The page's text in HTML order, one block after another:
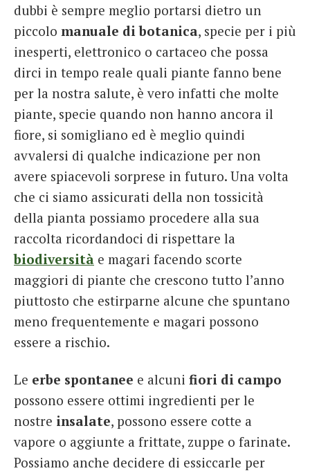
dubbi è sempre meglio portarsi dietro un
piccolo manuale di botanica, specie per i più
inesperti, elettronico o cartaceo che possa
dirci in tempo reale quali piante fanno bene
per la nostra salute, è vero infatti che molte
piante, specie quando non hanno ancora il
fiore, si somigliano ed è meglio quindi
avvalersi di qualche indicazione per non
avere spiacevoli sorprese in futuro. Una volta
che ci siamo assicurati della non tossicità
della pianta possiamo procedere alla sua
raccolta ricordandoci di rispettare la
biodiversità e magari facendo scorte
maggiori di piante che crescono tutto l’anno
piuttosto che estirparne alcune che spuntano
meno frequentemente e magari possono
essere a rischio.
Le erbe spontanee e alcuni fiori di campo
possono essere ottimi ingredienti per le
nostre insalate, possono essere cotte a
vapore o aggiunte a frittate, zuppe o farinate.
Possiamo anche decidere di essiccarle per